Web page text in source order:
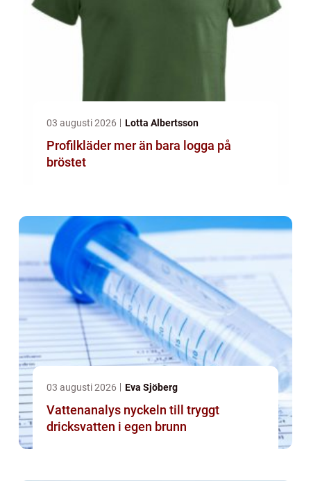
03 augusti 2026 Lotta Albertsson
Profilkläder mer än bara logga på
bröstet
03 augusti 2026 Eva Sjöberg
Vattenanalys nyckeln till tryggt
dricksvatten i egen brunn